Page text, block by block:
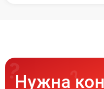
Нужна